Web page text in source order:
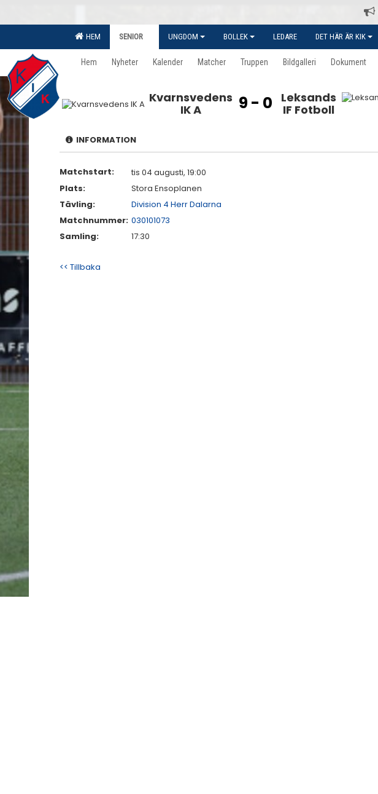
HEM SENIOR UNGDOM BOLLEK LEDARE DET HÄR ÄR KIK
Hem Nyheter Kalender Matcher Truppen Bildgalleri Dokument
Kvarnsvedens
IK A
9 - 0
Leksands
IF Fotboll
INFORMATION
Matchstart:
tis 04 augusti, 19:00
Plats:
Stora Ensoplanen
Tävling:
Division 4 Herr Dalarna
Matchnummer: 030101073
Samling:
17:30
<< Tillbaka